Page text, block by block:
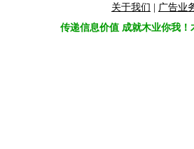
关于我们
广告业
传递信息价值 成就木业你我